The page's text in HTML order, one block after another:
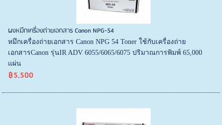
ผงหมึกเครื่องถ่ายเอกสาร Canon NPG-54
หมึกเครื่องถ่ายเอกสาร Canon NPG 54 Toner ใช้กับเครื่องถ่าย
เอกสารCanon รุ่นIR ADV 6055/6065/6075 ปริมาณการพิมพ์ 65,000
แผ่น
฿5,500